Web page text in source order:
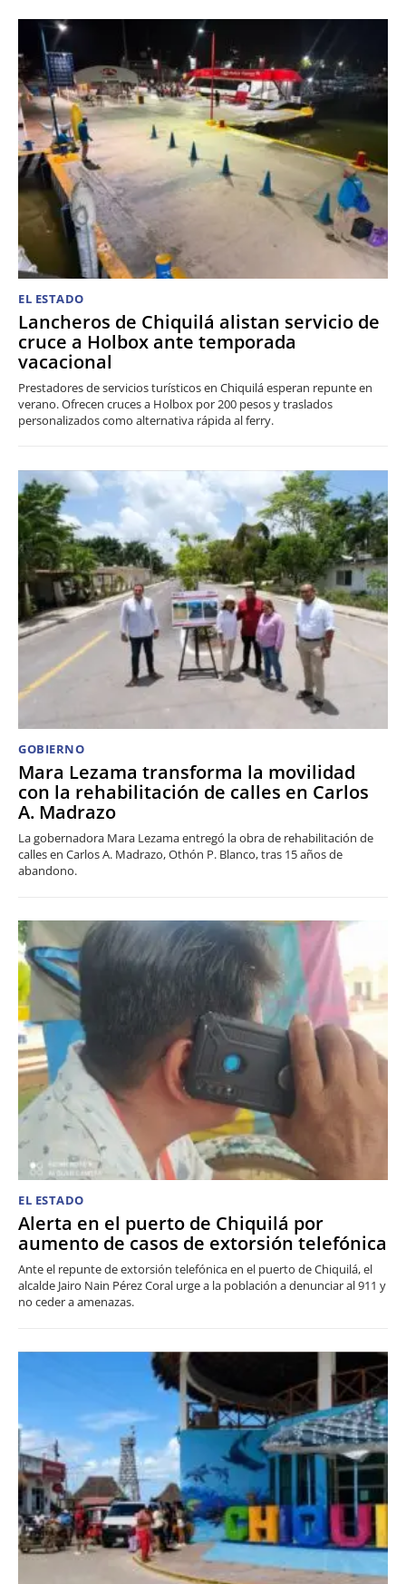
EL ESTADO
Lancheros de Chiquilá alistan servicio de
cruce a Holbox ante temporada
vacacional
Prestadores de servicios turísticos en Chiquilá esperan repunte en
verano. Ofrecen cruces a Holbox por 200 pesos y traslados
personalizados como alternativa rápida al ferry.
GOBIERNO
Mara Lezama transforma la movilidad
con la rehabilitación de calles en Carlos
A. Madrazo
La gobernadora Mara Lezama entregó la obra de rehabilitación de
calles en Carlos A. Madrazo, Othón P. Blanco, tras 15 años de
abandono.
EL ESTADO
Alerta en el puerto de Chiquilá por
aumento de casos de extorsión telefónica
Ante el repunte de extorsión telefónica en el puerto de Chiquilá, el
alcalde Jairo Nain Pérez Coral urge a la población a denunciar al 911 y
no ceder a amenazas.